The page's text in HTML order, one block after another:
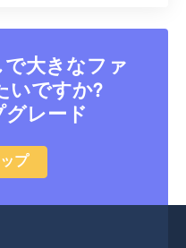
大きなファ
いですか?
レード
プ